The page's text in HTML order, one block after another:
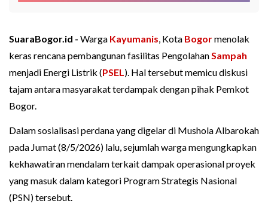
SuaraBogor.id - Warga Kayumanis, Kota Bogormenolak
keras rencana pembangunan fasilitas PengolahanSampah
menjadi Energi Listrik (PSEL). Hal tersebut memicu diskusi
tajam antara masyarakat terdampak dengan pihak Pemkot
Bogor.
Dalam sosialisasi perdana yang digelar di Mushola Albarokah
pada Jumat (8/5/2026) lalu, sejumlah warga mengungkapkan
kekhawatiran mendalam terkait dampak operasional proyek
yang masuk dalam kategori Program Strategis Nasional
(PSN) tersebut.